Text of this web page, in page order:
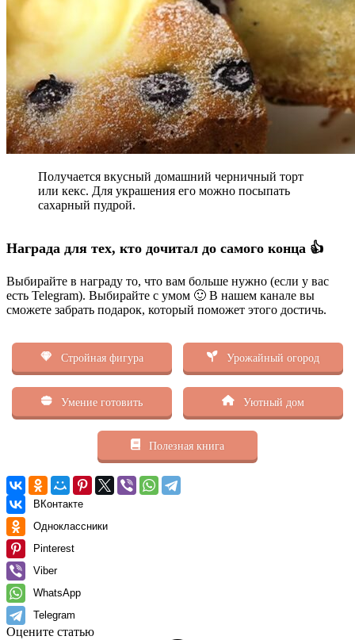
Получается вкусный домашний черничный торт
или кекс. Для украшения его можно посыпать
сахарный пудрой.
Награда для тех, кто дочитал до самого конца 👍
Выбирайте в награду то, что вам больше нужно (если у вас
есть Telegram). Выбирайте с умом 🙂 В нашем канале вы
сможете забрать подарок, который поможет этого достичь.
Стройная фигура Урожайный огород
Умение готовить Уютный дом
Полезная книга
ВКонтакте
Одноклассники
Pinterest
Viber
WhatsApp
Telegram
Оцените статью